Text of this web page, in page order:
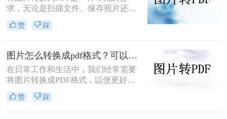
求，无论是扫描文件、保存照片还是
整理资料，PDF格式都能更好地保证
内容的完整性和兼容性。那么图片转
机、在线工具等多种转换方法，总有
一种适合你！
赞 踩
图片怎么转换成pdf格式？可以试试这4个转换方法！
在日常工作和生活中，我们经常需要
将图片转换成PDF格式，以便更好地
分享、保存或打印。那么图片怎么转
换成pdf格式呢？本文将介绍四种将图
赞 踩